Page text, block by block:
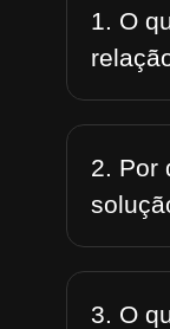
1. O
2. Por
3. O